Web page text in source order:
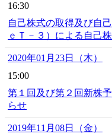
16:30
自己株式の取得及び自
ｅＴ－３）による自己
2020年01月23日（木）
15:00
第１回及び第２回新株
らせ
2019年11月08日（金）